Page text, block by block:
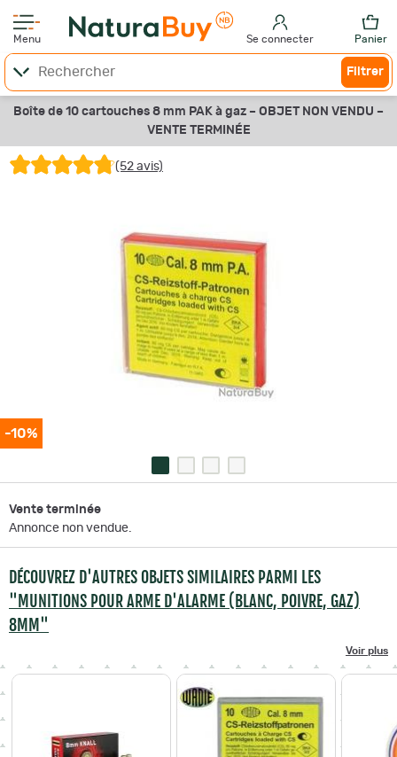
Menu Se connecter Panier
Filtrer
Boîte de 10 cartouches 8 mm PAK à gaz – OBJET NON VENDU –
VENTE TERMINÉE
(52 avis)
-10%
Vente terminée
Annonce non vendue.
DÉCOUVREZ D'AUTRES OBJETS SIMILAIRES PARMI LES
"MUNITIONS POUR ARME D'ALARME (BLANC, POIVRE, GAZ)
8MM"
Voir plus